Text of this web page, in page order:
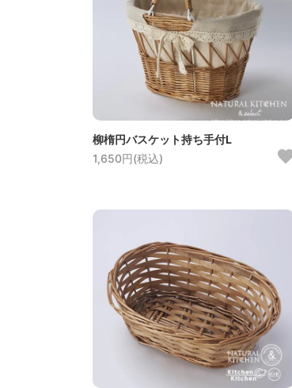
柳楕円バスケット持ち手付L
1,650円(税込)